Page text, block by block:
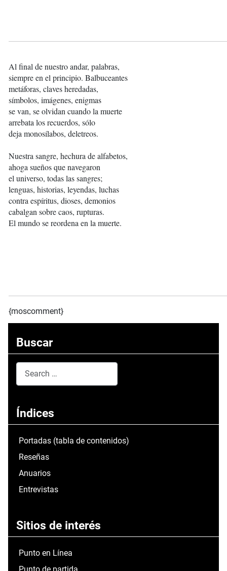
Al final de nuestro andar, palabras,
siempre en el principio. Balbuceantes
metáforas, claves heredadas,
símbolos, imágenes, enigmas
se van, se olvidan cuando la muerte
arrebata los recuerdos, sólo
deja monosílabos, deletreos.
Nuestra sangre, hechura de alfabetos,
ahoga sueños que navegaron
el universo, todas las sangres;
lenguas, historias, leyendas, luchas
contra espíritus, dioses, demonios
cabalgan sobre caos, rupturas.
El mundo se reordena en la muerte.
{moscomment}
Buscar
Índices
Portadas (tabla de contenidos)
Reseñas
Anuarios
Entrevistas
Sitios de interés
Punto en Línea
Punto de partida